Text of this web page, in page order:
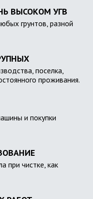
ВЫСОКОМ УГВ
грунтов, разной
поселка,
проживания.
и покупки
при чистке, как